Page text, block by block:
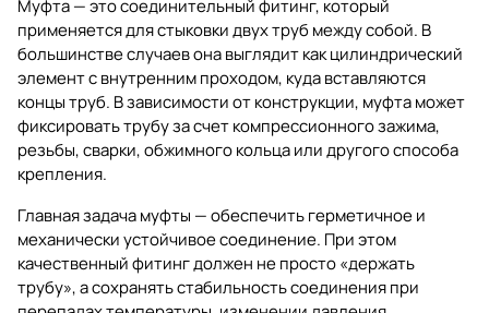
Муфта — это соединительный фитинг, который
применяется для стыковки двух труб между собой. В
большинстве случаев она выглядит как цилиндрический
элемент с внутренним проходом, куда вставляются
концы труб. В зависимости от конструкции, муфта может
фиксировать трубу за счет компрессионного зажима,
резьбы, сварки, обжимного кольца или другого способа
крепления.
Главная задача муфты — обеспечить герметичное и
механически устойчивое соединение. При этом
качественный фитинг должен не просто «держать
трубу», а сохранять стабильность соединения при